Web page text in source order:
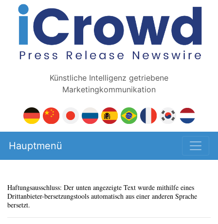
Künstliche Intelligenz getriebene
Marketingkommunikation
Hauptmenü
Haftungsausschluss: Der unten angezeigte Text wurde mithilfe eines
Drittanbieter-bersetzungstools automatisch aus einer anderen Sprache
bersetzt.